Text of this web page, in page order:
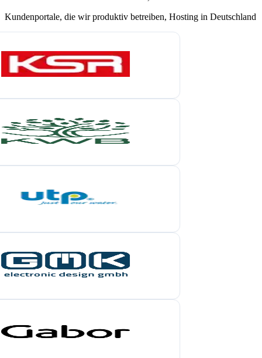
Kundenportale, die wir produktiv betreiben, Hosting in Deutschland